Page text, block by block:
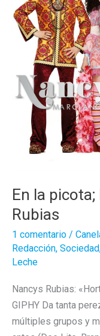
En la
Rubias
1 comentario /
Redacción, Sociedad
Leche
Nancys Rubias:
GIPHY Da tanta
múltiples grupos y